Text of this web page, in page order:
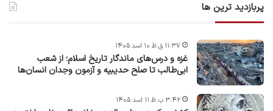
پربازدید ترین ها
غزه و درس‌های ماندگار تاریخ اسلام؛ از شعب
ابی‌طالب تا صلح حدیبیه و آزمون وجدان انسان‌ها
۱۱:۳۷ ق.ظ ۱۰ اسد ۱۴۰۵
۳:۴۲ ب.ظ ۱۱ اسد ۱۴۰۵